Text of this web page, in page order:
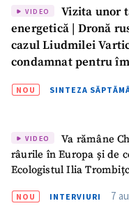
VIDEO
Vizita unor
energetică | Dronă
cazul Liudmilei
condamnat pentru
GARDĂ
NOU SINTEZA
VIDEO
Va rămâne
râurile în Europa și de
Ecologistul Ilia
NOU INTERVIURI 7